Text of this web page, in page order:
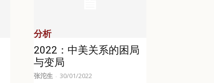
分析
2022：中美关系的困局
与变局
张沱生 - 30/01/2022